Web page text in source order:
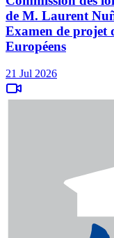
de M. Laurent
Examen de projet
Européens
21 Jul 2026